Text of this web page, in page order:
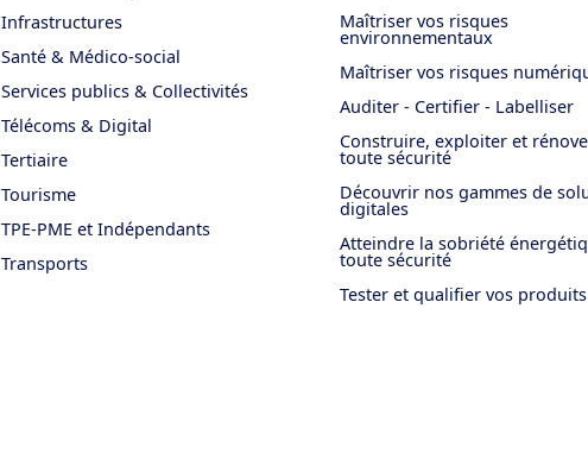
Infrastructures
Santé & Médico-social
Services publics & Collectivités
Télécoms & Digital
Tertiaire
Tourisme
TPE-PME et Indépendants
Transports
Maîtriser vos risques
environnementaux
Maîtriser vos risques
Auditer - Certifier - Labelliser
Construire, exploiter et
toute sécurité
Découvrir nos gammes de
digitales
Atteindre la sobriété
toute sécurité
Tester et qualifier vos produits